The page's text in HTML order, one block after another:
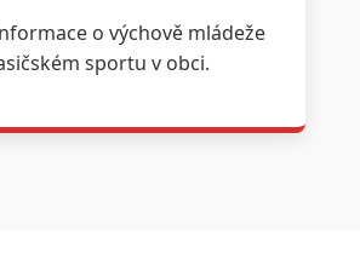
o výchově mládeže
sportu v obci.